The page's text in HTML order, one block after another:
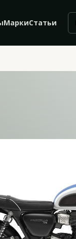
МаркиСтатьи